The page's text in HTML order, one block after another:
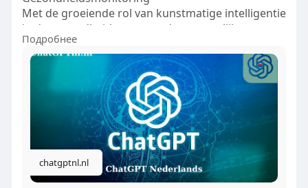
Met de groeiende rol van kunstmatige intelligentie
in de gezondheidszorg wordt persoonlijke
gezondheidsmonitoring steeds geavanceerder.
ChatGPT Nederlands kan hierbij een sleutelrol
spelen door real-time gezondheidsgegevens te
analyseren, persoonlijke adviezen te geven en
vroegtijdig risicofactoren te signaleren. Dit helpt
mensen om hun gezondheid beter te beheren en
sneller in te grijpen bij mogelijke problemen.
U kunt ChatGPT Nederlands hier gebruiken:
https://chatgptnl.nl/
Подробнее
chatgptnl.nl